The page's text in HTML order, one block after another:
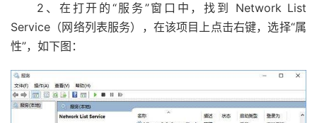
2、在打开的“服务”窗口中，找到 Network List
Service（网络列表服务），在该项目上点击右键，选择“属
性”，如下图：